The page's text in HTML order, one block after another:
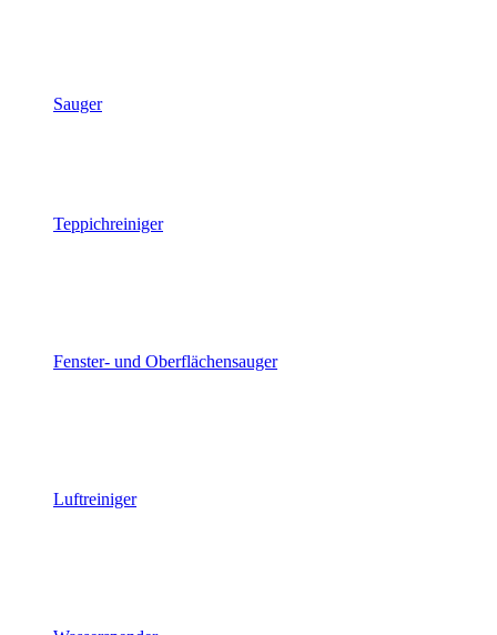
Sauger
Teppichreiniger
Fenster- und Oberflächensauger
Luftreiniger